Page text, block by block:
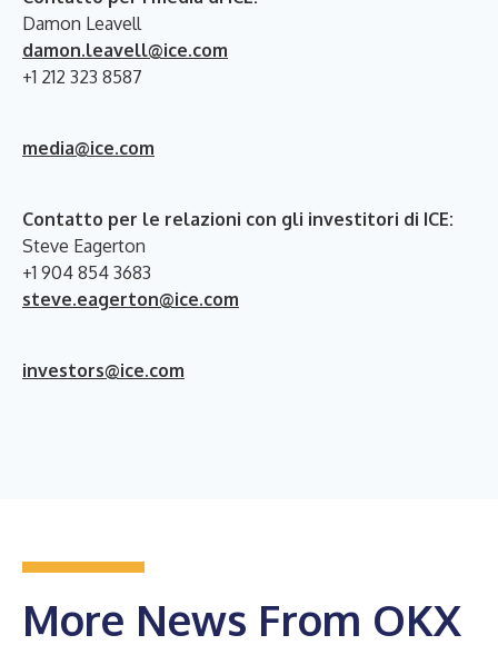
Damon Leavell
damon.leavell@ice.com
+1 212 323 8587
media@ice.com
Contatto per le relazioni con gli investitori di ICE:
Steve Eagerton
+1 904 854 3683
steve.eagerton@ice.com
investors@ice.com
More News From OKX